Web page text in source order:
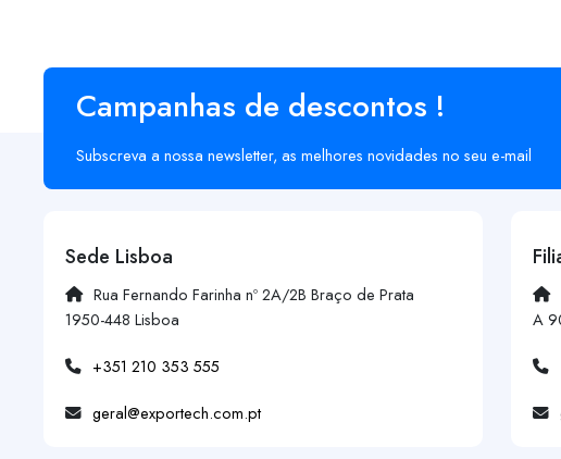
Campanhas de descontos !
Subscreva a nossa newsletter, as melhores novidades no seu e-mail
Sede Lisboa
Rua Fernando Farinha nº 2A/2B Braço de Prata
1950-448 Lisboa
+351 210 353 555
geral@exportech.com.pt
A